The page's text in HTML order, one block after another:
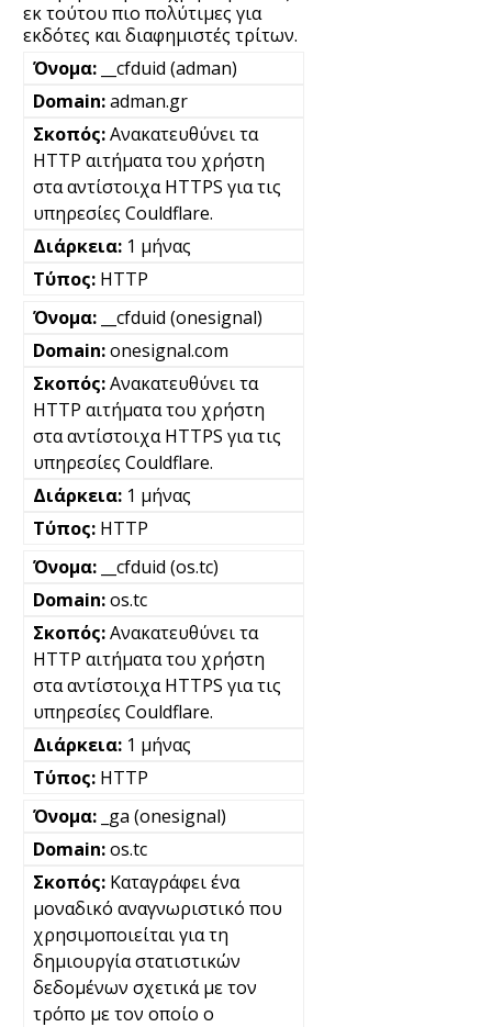
εκ τούτου πιο πολύτιμες για
εκδότες και διαφημιστές τρίτων.
__cfduid (adman)
adman.gr
Ανακατευθύνει τα
HTTP αιτήματα του χρήστη
στα αντίστοιχα HTTPS για τις
υπηρεσίες Couldflare.
1 μήνας
HTTP
__cfduid (onesignal)
onesignal.com
Ανακατευθύνει τα
HTTP αιτήματα του χρήστη
στα αντίστοιχα HTTPS για τις
υπηρεσίες Couldflare.
1 μήνας
HTTP
__cfduid (os.tc)
os.tc
Ανακατευθύνει τα
HTTP αιτήματα του χρήστη
στα αντίστοιχα HTTPS για τις
υπηρεσίες Couldflare.
1 μήνας
HTTP
_ga (onesignal)
os.tc
Καταγράφει ένα
μοναδικό αναγνωριστικό που
χρησιμοποιείται για τη
δημιουργία στατιστικών
δεδομένων σχετικά με τον
τρόπο με τον οποίο ο